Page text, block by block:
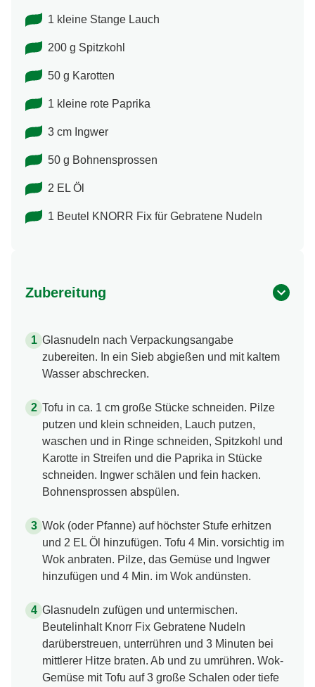
1 kleine Stange Lauch
200 g Spitzkohl
50 g Karotten
1 kleine rote Paprika
3 cm Ingwer
50 g Bohnensprossen
2 EL Öl
1 Beutel KNORR Fix für Gebratene Nudeln
Zubereitung
Glasnudeln nach Verpackungsangabe
zubereiten. In ein Sieb abgießen und mit kaltem
Wasser abschrecken.
Tofu in ca. 1 cm große Stücke schneiden. Pilze
putzen und klein schneiden, Lauch putzen,
waschen und in Ringe schneiden, Spitzkohl und
Karotte in Streifen und die Paprika in Stücke
schneiden. Ingwer schälen und fein hacken.
Bohnensprossen abspülen.
Wok (oder Pfanne) auf höchster Stufe erhitzen
und 2 EL Öl hinzufügen. Tofu 4 Min. vorsichtig im
Wok anbraten. Pilze, das Gemüse und Ingwer
hinzufügen und 4 Min. im Wok andünsten.
Glasnudeln zufügen und untermischen.
Beutelinhalt Knorr Fix Gebratene Nudeln
darüberstreuen, unterrühren und 3 Minuten bei
mittlerer Hitze braten. Ab und zu umrühren. Wok-
Gemüse mit Tofu auf 3 große Schalen oder tiefe